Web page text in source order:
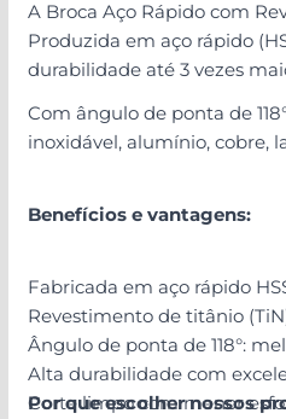
A Broca Aço Rápido com
Produzida em aço rápido
durabilidade até 3 vezes
Com ângulo de ponta de
inoxidável, alumínio, cobre,
Benefícios e vantagens:
Fabricada em aço rápido
Revestimento de titânio
Ângulo de ponta de 118°:
Alta durabilidade com
Corte limpo com menor
Por que escolher nossos